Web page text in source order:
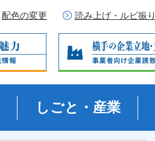
配色の変更 読み上げ・ルビ振り
しごと・産業